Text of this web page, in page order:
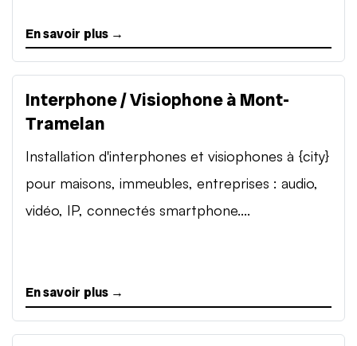
En savoir plus →
Interphone / Visiophone à Mont-
Tramelan
Installation d'interphones et visiophones à {city}
pour maisons, immeubles, entreprises : audio,
vidéo, IP, connectés smartphone....
En savoir plus →